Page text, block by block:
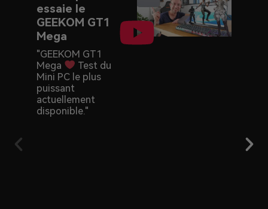
essaie le
GEEKOM GT1
Mega
"GEEKOM GT1
Mega
Test du
Mini PC le plus
puissant
actuellement
disponible."